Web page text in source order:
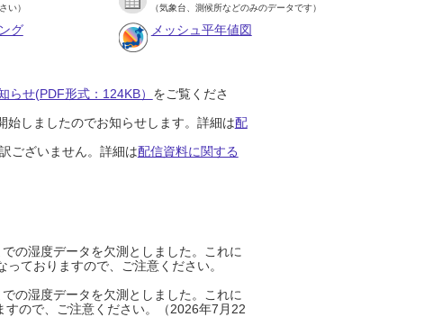
い） （気象台、測候所などのみのデータです）
グ メッシュ平年値図
らせ(PDF形式：124KB） をご覧くださ
しましたのでお知らせします。詳細は配
ございません。詳細は配信資料に関する
の湿度データを欠測としました。これに
ておりますので、ご注意ください。
の湿度データを欠測としました。これに
ので、ご注意ください。（2026年7月22